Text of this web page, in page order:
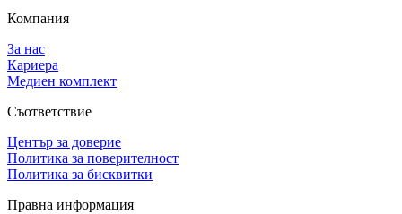
Компания
За нас
Кариера
Медиен комплект
Съответствие
Център за доверие
Политика за поверителност
Политика за бисквитки
Правна информация